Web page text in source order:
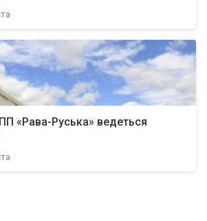
«Рава-Руська» ведеться